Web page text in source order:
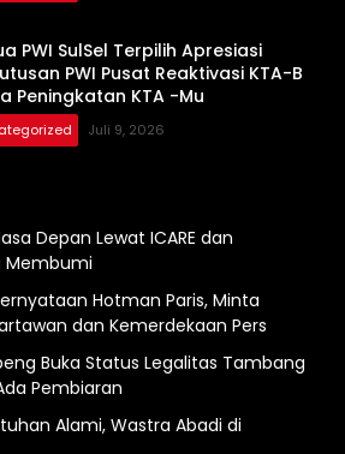
PWI SulSel Terpilih Apresiasi
PWI Pusat Reaktivasi KTA-B
Peningkatan KTA -Mu
Juli 9, 2026
Depan Lewat ICARE dan
Membumi
Hotman Paris, Minta
dan Kemerdekaan Pers
Buka Status Legalitas Tambang
Pembiaran
Alami, Wastra Abadi di